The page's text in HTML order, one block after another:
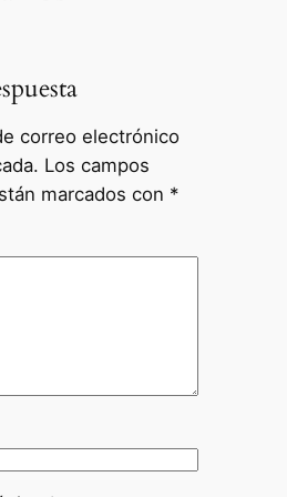
correo electrónico
Los campos
marcados con *